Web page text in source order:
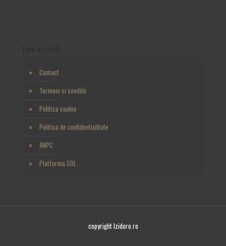
Contact
Termeni si conditii
Politica cookie
Politica de confidentialitate
ANPC
Platforma SOL
copyright Izidoro.ro